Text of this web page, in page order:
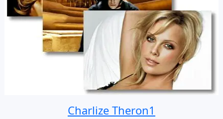
Charlize Theron1